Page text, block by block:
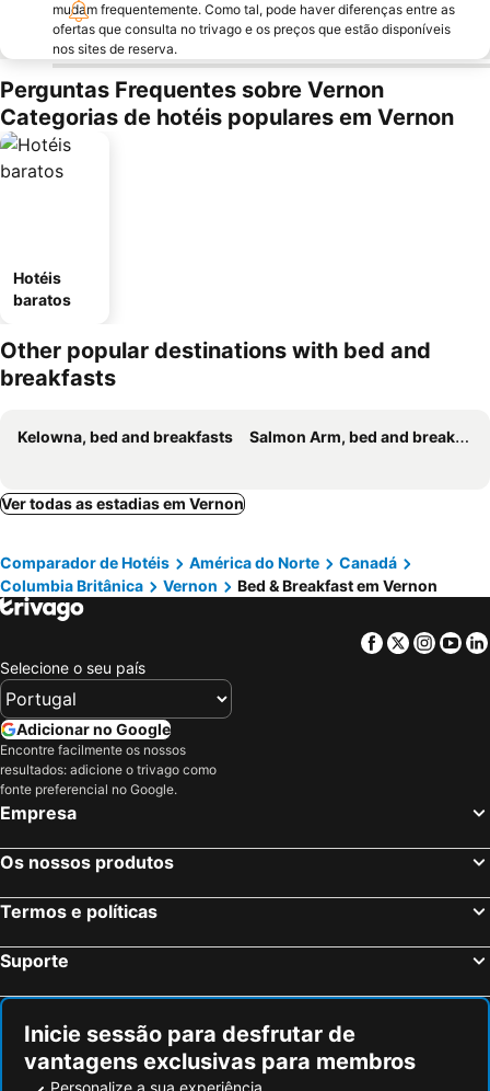
mudam frequentemente. Como tal, pode haver diferenças entre as
ofertas que consulta no trivago e os preços que estão disponíveis
nos sites de reserva.
Perguntas Frequentes sobre Vernon
Categorias de hotéis populares em Vernon
Hotéis
baratos
Other popular destinations with bed and
breakfasts
Kelowna, bed and breakfasts Salmon Arm, bed and breakfasts
Ver todas as estadias em Vernon
Comparador de Hotéis América do Norte
Canadá
Columbia Britânica
Vernon Bed & Breakfast em Vernon
Facebook
Twitter
Selecione o seu país
Adicionar no Google
Encontre facilmente os nossos
resultados: adicione o trivago como
fonte preferencial no Google.
Empresa
Os nossos produtos
Termos e políticas
Suporte
Inicie sessão para desfrutar de
vantagens exclusivas para membros
Personalize a sua experiência